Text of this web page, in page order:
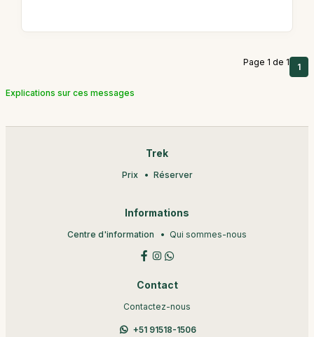
Page 1 de 1 1
Explications sur ces messages
Trek
Prix Réserver
Informations
Centre d'information Qui sommes-nous
Contact
Contactez-nous
+51 91518-1506